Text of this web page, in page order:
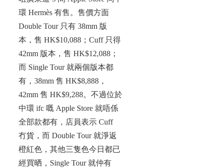
環 Hermès 有售。售價方面
Double Tour 只有 38mm 版
本，售 HK$10,088；Cuff 只得
42mm 版本，售 HK$12,088；
而 Single Tour 就兩個版本都
有，38mm 售 HK$8,888，
42mm 售 HK$9,288。不過位於
中環 ifc 嘅 Apple Store 就唔係
全部款都有，店員表示 Cuff
冇貨，而 Double Tour 就淨返
橙紅色，其他三隻色今日都已
經買晒，Single Tour 就仲有